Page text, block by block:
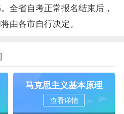
全省自考正常报名结束后，
由各市自行决定。
马克思主义基本原理
查看详情